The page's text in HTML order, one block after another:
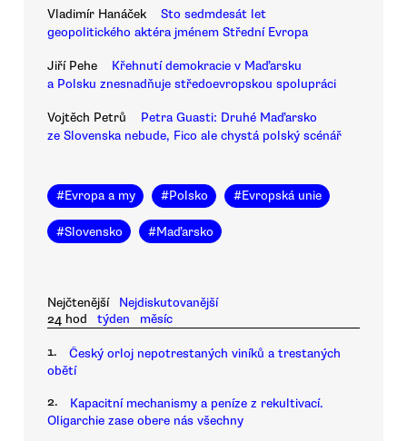
Vladimír Hanáček
Sto sedmdesát let
geopolitického aktéra jménem Střední Evropa
Jiří Pehe
Křehnutí demokracie v Maďarsku
a Polsku znesnadňuje středoevropskou spolupráci
Vojtěch Petrů
Petra Guasti: Druhé Maďarsko
ze Slovenska nebude, Fico ale chystá polský scénář
#Evropa a my #Polsko #Evropská unie
#Slovensko #Maďarsko
Nejčtenější
Nejdiskutovanější
24 hod
týden měsíc
1.
Český orloj nepotrestaných viníků a trestaných
obětí
2.
Kapacitní mechanismy a peníze z rekultivací.
Oligarchie zase obere nás všechny